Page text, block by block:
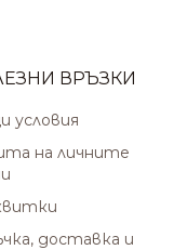
ВРЪЗКИ
условия
на личните
доставка и